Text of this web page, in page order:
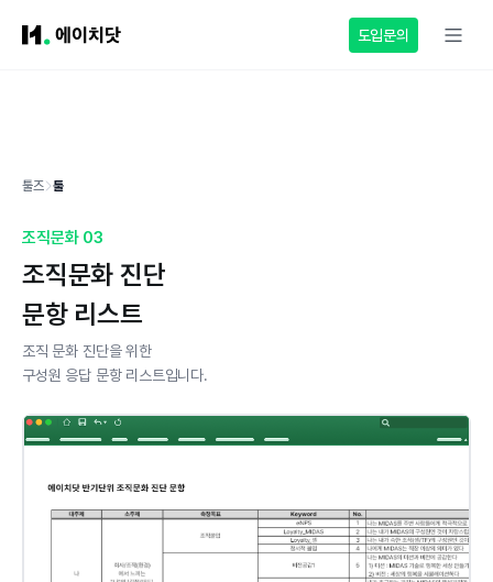
도입문의
툴즈 툴
조직문화 03
조직문화 진단
문항 리스트
조직 문화 진단을 위한
구성원 응답 문항 리스트입니다.